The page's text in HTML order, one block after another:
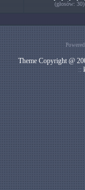
(głosów: 30)
Theme Copyright @
::